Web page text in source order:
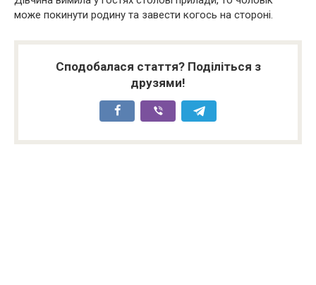
може покинути родину та завести когось на стороні.
Сподобалася стаття? Поділіться з
друзями!